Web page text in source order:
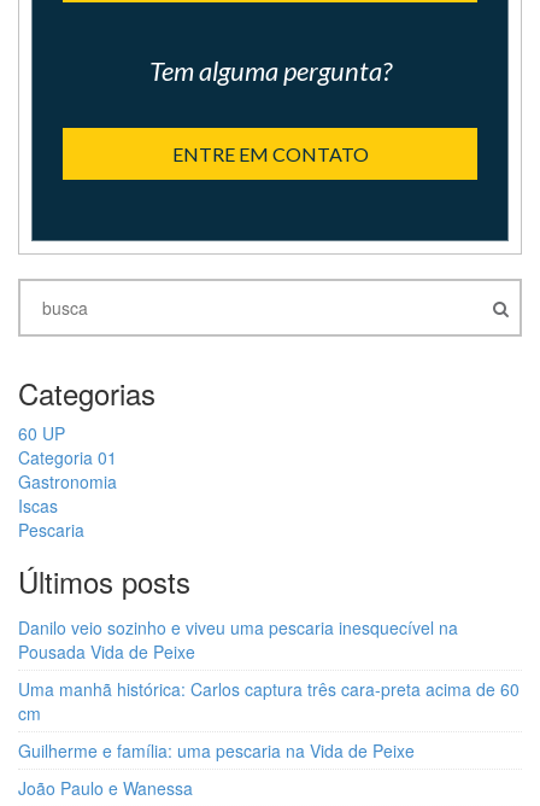
Tem alguma pergunta?
ENTRE EM CONTATO
Categorias
60 UP
Categoria 01
Gastronomia
Iscas
Pescaria
Últimos posts
Danilo veio sozinho e viveu uma pescaria inesquecível na
Pousada Vida de Peixe
Uma manhã histórica: Carlos captura três cara-preta acima de 60
cm
Guilherme e família: uma pescaria na Vida de Peixe
João Paulo e Wanessa